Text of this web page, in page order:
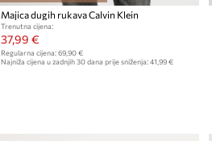
Majica dugih rukava Calvin Klein
Trenutna cijena:
37,99 €
Regularna cijena: 69,90 €
Najniža cijena u zadnjih 30 dana prije sniženja: 41,99 €